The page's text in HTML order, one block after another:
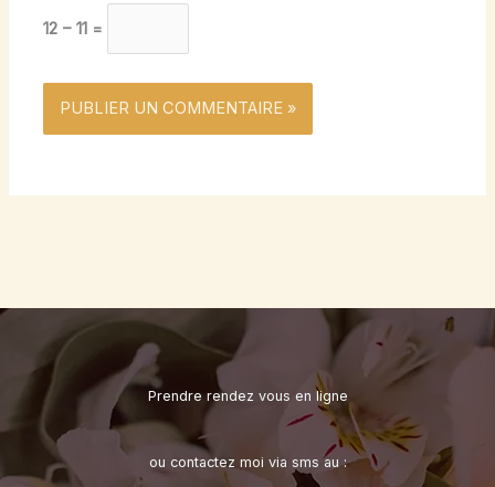
12 − 11 =
Prendre rendez vous en ligne
ou contactez moi via sms au :